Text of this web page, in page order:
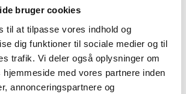
bruger cookies
til at tilpasse vores indhold og
dig funktioner til sociale medier og til
trafik. Vi deler også oplysninger om
hjemmeside med vores partnere inden
annonceringspartnere og
alt bliver meldt rigtigt, så du slipper for fejl og
Det er en stressfri måde at holde styr på
om billig flytning